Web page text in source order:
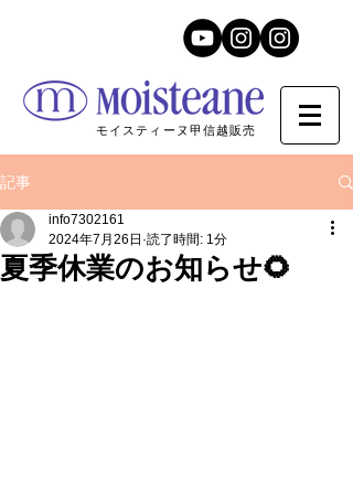
モイスティーヌ甲信越販売
記事
夏季休業のお知らせ🌻
info7302161
2024年7月26日 読了時間: 1分